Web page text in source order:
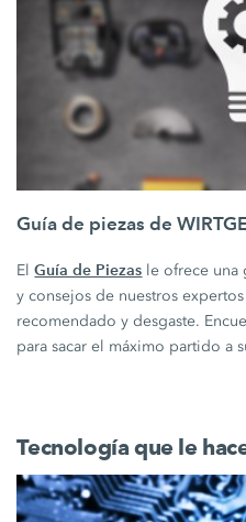
Guía de piezas de
ElGuía de Piezas le ofrece una
y consejos de nuestros
recomendado y desgaste.
para sacar el máximo partido a
Tecnología que le